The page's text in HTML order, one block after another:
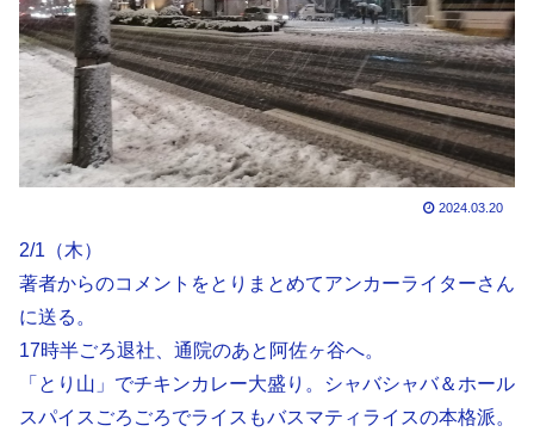
2024.03.20
2/1（木）
著者からのコメントをとりまとめてアンカーライターさん
に送る。
17時半ごろ退社、通院のあと阿佐ヶ谷へ。
「とり山」でチキンカレー大盛り。シャバシャバ＆ホール
スパイスごろごろでライスもバスマティライスの本格派。